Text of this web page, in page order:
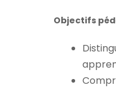
Objectifs